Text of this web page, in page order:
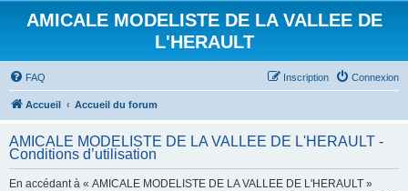
AMICALE MODELISTE DE LA VALLEE DE
L'HERAULT
FAQ Connexion
Inscription
Accueil Accueil du forum
AMICALE MODELISTE DE LA VALLEE DE L'HERAULT -
Conditions d’utilisation
En accédant à « AMICALE MODELISTE DE LA VALLEE DE L'HERAULT »